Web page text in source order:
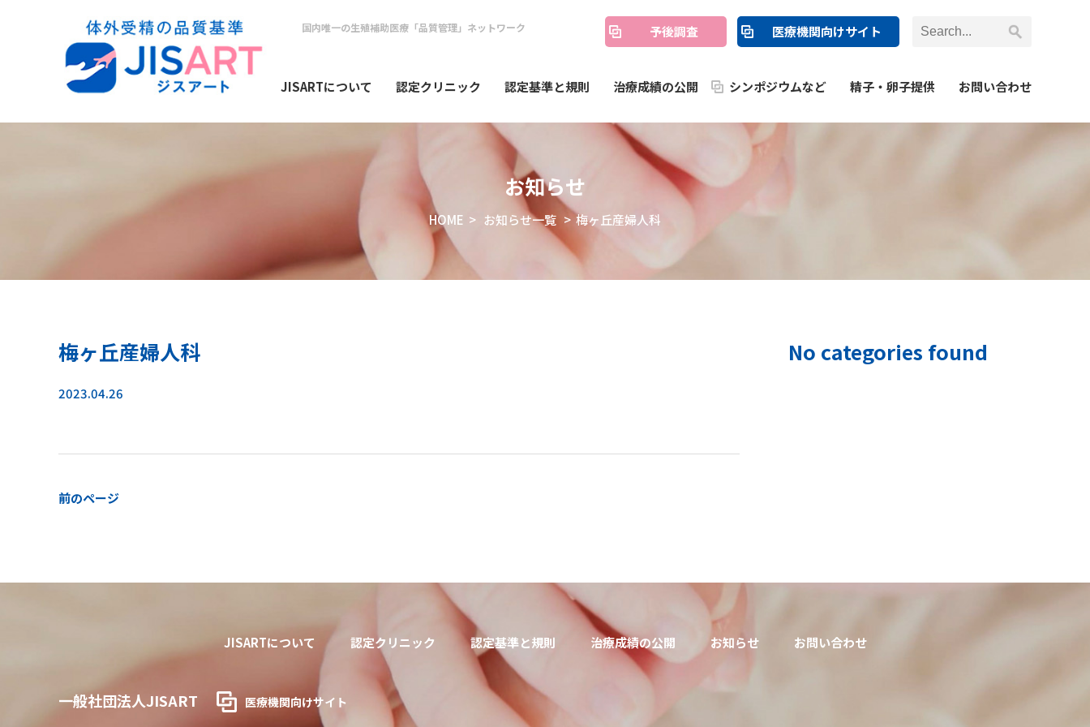
国内唯一の生殖補助医療「品質管理」ネットワーク
JISARTについて 認定クリニック 認定基準と規則 治療成績の公開 シンポジウムなど 精子・卵子提供 お問い合わせ
予後調査 医療機関向けサイト
お知らせ
HOME > お知らせ一覧 > 梅ヶ丘産婦人科
梅ヶ丘産婦人科
2023.04.26
前のページ
No categories found
JISARTについて 認定クリニック 認定基準と規則 治療成績の公開 お知らせ お問い合わせ
一般社団法人JISART 医療機関向けサイト